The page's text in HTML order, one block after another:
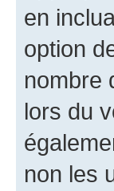
en
option
nombre
lors du
non les